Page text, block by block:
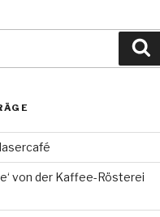
von der Kaffee-Rösterei